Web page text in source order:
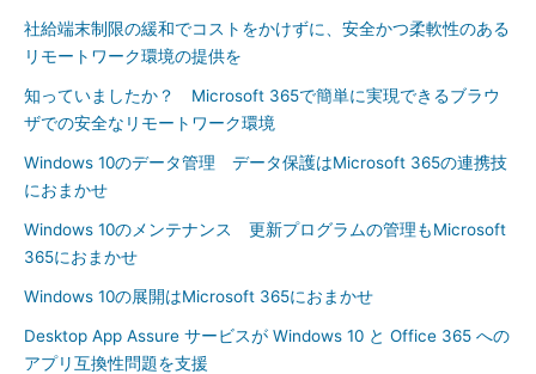
社給端末制限の緩和でコストをかけずに、安全かつ柔軟性のある
リモートワーク環境の提供を
知っていましたか？ Microsoft 365で簡単に実現できるブラウ
ザでの安全なリモートワーク環境
Windows 10のデータ管理 データ保護はMicrosoft 365の連携技
におまかせ
Windows 10のメンテナンス 更新プログラムの管理もMicrosoft
365におまかせ
Windows 10の展開はMicrosoft 365におまかせ
Desktop App Assure サービスが Windows 10 と Office 365 への
アプリ互換性問題を支援